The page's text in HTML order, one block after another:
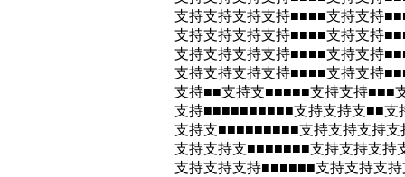
支持支持支持支持■■■■支持支持
支持支持支持支持■■■■支持支持
支持支持支持支持■■■■支持支持
支持支持支持支持■■■■支持支持
支持■■支持支■■■■■支持支持■■■
支持■■■■■■■■■■支持支持支■■支
支持支■■■■■■■■■支持支持支持
支持支持支■■■■■■■支持支持支持
支持支持支持■■■■■■支持支持支